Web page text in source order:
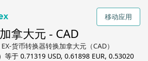
移动应用
加拿大元 - CAD
货币转换器转换加拿大元（CAD）
等于 0.71319 USD, 0.61898 EUR, 0.53020